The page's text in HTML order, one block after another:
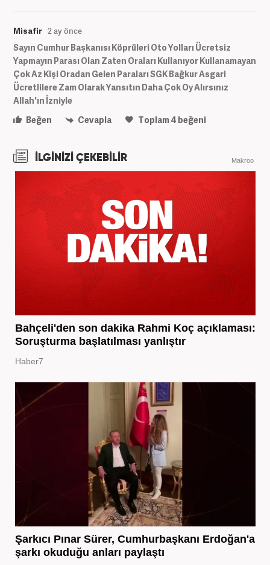
Misafir 2 ay önce
Sayın Cumhur Başkanısı Köprüleri Oto Yolları Ücretsiz
Yapmayın Parası Olan Zaten Oraları Kullanıyor Kullanamayan
Çok Az Kişi Oradan Gelen Paraları SGK Bağkur Asgari
Ücretlilere Zam Olarak Yansıtın Daha Çok Oy Alırsınız
Allah'ın İzniyle
Beğen
Cevapla Toplam4 beğeni
İLGİNİZİ ÇEKEBİLİR Makroo
Bahçeli'den son dakika Rahmi Koç açıklaması:
Soruşturma başlatılması yanlıştır
Haber7
Şarkıcı Pınar Sürer, Cumhurbaşkanı Erdoğan'a
şarkı okuduğu anları paylaştı